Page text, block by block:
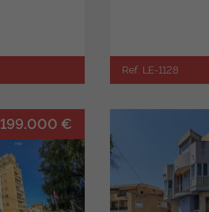
Ref. LE-1128
199.000 €